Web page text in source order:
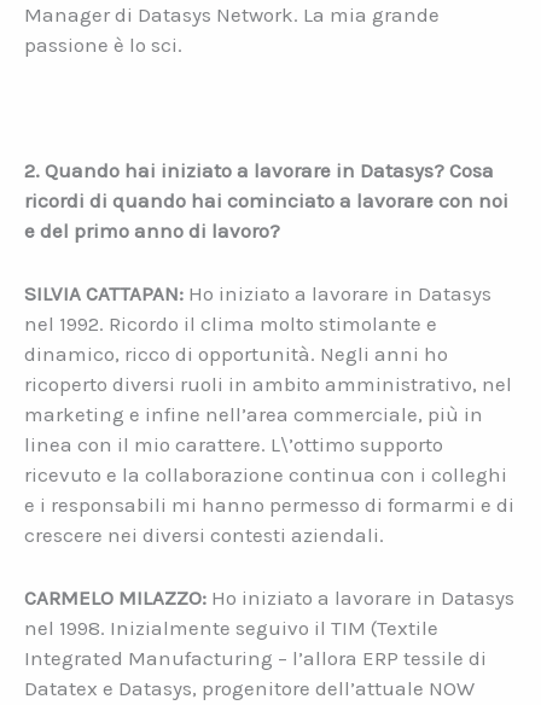
Manager di Datasys Network. La mia grande
passione è lo sci.
2. Quando hai iniziato a lavorare in Datasys? Cosa
ricordi di quando hai cominciato a lavorare con noi
e del primo anno di lavoro?
SILVIA CATTAPAN: Ho iniziato a lavorare in Datasys
nel 1992. Ricordo il clima molto stimolante e
dinamico, ricco di opportunità. Negli anni ho
ricoperto diversi ruoli in ambito amministrativo, nel
marketing e infine nell’area commerciale, più in
linea con il mio carattere. L\’ottimo supporto
ricevuto e la collaborazione continua con i colleghi
e i responsabili mi hanno permesso di formarmi e di
crescere nei diversi contesti aziendali.
CARMELO MILAZZO: Ho iniziato a lavorare in Datasys
nel 1998. Inizialmente seguivo il TIM (Textile
Integrated Manufacturing – l’allora ERP tessile di
Datatex e Datasys, progenitore dell’attuale NOW